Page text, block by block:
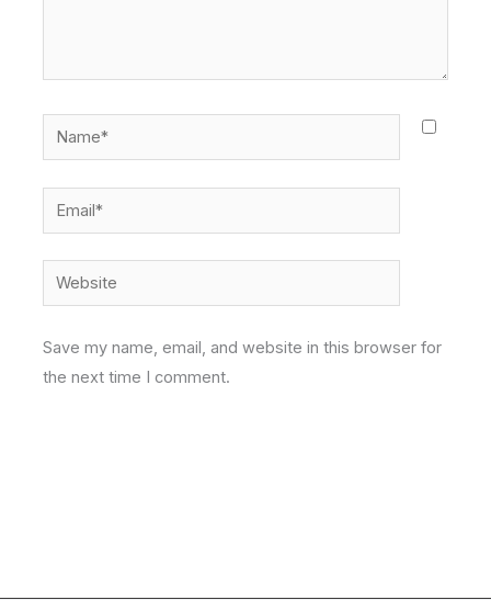
Name*
Email*
Website
Save my name, email, and website in this browser for
the next time I comment.